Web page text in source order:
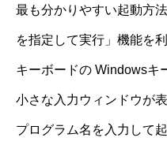
最も分かりやすい起動方
を指定して実行」機能を
キーボードの Windowsキ
小さな入力ウィンドウが
プログラム名を入力して